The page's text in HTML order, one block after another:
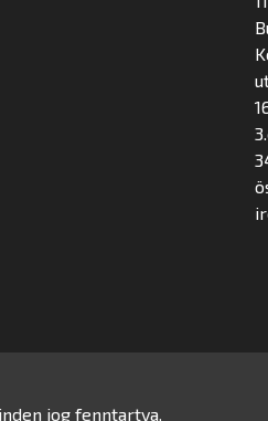
jog fenntartva.